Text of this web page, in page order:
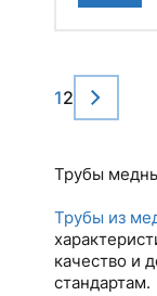
12
Трубы
Трубы из
качество и
стандартам.